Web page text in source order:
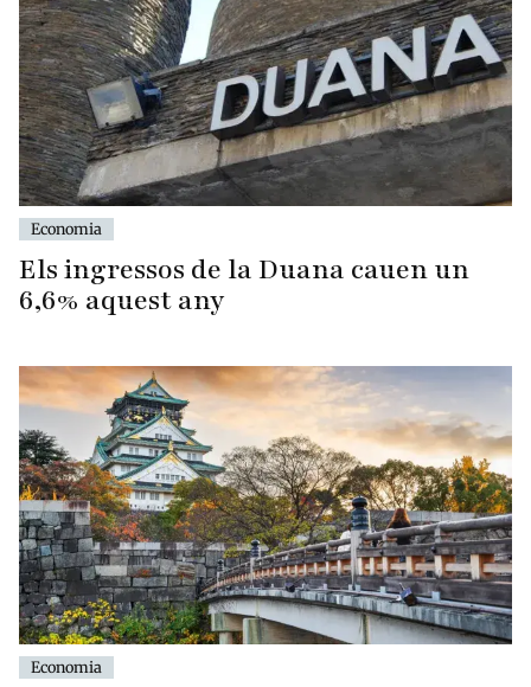
Economia
Els ingressos de la Duana cauen un
6,6% aquest any
Economia